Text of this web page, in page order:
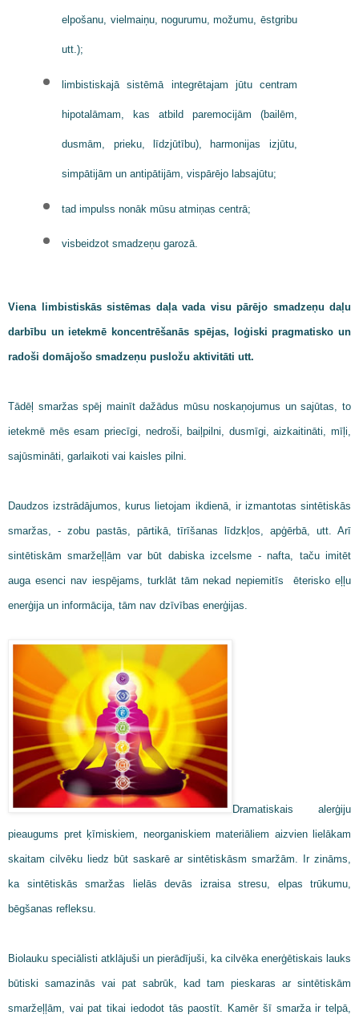
elpošanu, vielmaiņu, nogurumu, možumu, ēstgribu
utt.);
limbistiskajā sistēmā integrētajam jūtu centram
hipotalāmam, kas atbild paremocijām (bailēm,
dusmām, prieku, līdzjūtību), harmonijas izjūtu,
simpātijām un antipātijām, vispārējo labsajūtu;
tad impulss nonāk mūsu atmiņas centrā;
visbeidzot smadzeņu garozā.
Viena limbistiskās sistēmas daļa vada visu pārējo smadzeņu daļu
darbību un ietekmē koncentrēšanās spējas, loģiski pragmatisko un
radoši domājošo smadzeņu pusložu aktivitāti utt.
Tādēļ smaržas spēj mainīt dažādus mūsu noskaņojumus un sajūtas, to
ietekmē mēs esam priecīgi, nedroši, baiļpilni, dusmīgi, aizkaitināti, mīļi,
sajūsmināti, garlaikoti vai kaisles pilni.
Daudzos izstrādājumos, kurus lietojam ikdienā, ir izmantotas sintētiskās
smaržas, - zobu pastās, pārtikā, tīrīšanas līdzkļos, apģērbā, utt. Arī
sintētiskām smaržeļļām var būt dabiska izcelsme - nafta, taču imitēt
auga esenci nav iespējams, turklāt tām nekad nepiemitīs ēterisko eļļu
enerģija un informācija, tām nav dzīvības enerģijas.
Dramatiskais alerģiju
pieaugums pret ķīmiskiem, neorganiskiem materiāliem aizvien lielākam
skaitam cilvēku liedz būt saskarē ar sintētiskāsm smaržām. Ir zināms,
ka sintētiskās smaržas lielās devās izraisa stresu, elpas trūkumu,
bēgšanas refleksu.
Biolauku speciālisti atklājuši un pierādījuši, ka cilvēka enerģētiskais lauks
būtiski samazinās vai pat sabrūk, kad tam pieskaras ar sintētiskām
smaržeļļām, vai pat tikai iedodot tās paostīt. Kamēr šī smarža ir telpā,